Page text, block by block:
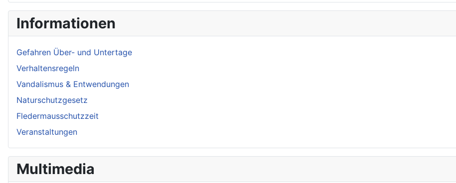
Informationen
Gefahren Über- und Untertage
Verhaltensregeln
Vandalismus & Entwendungen
Naturschutzgesetz
Fledermausschutzzeit
Veranstaltungen
Multimedia